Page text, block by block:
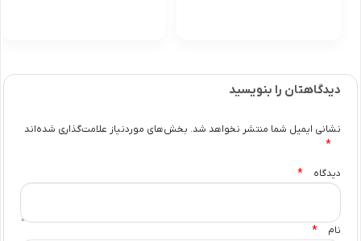
دیدگاهتان را بنویسید
نشانی ایمیل شما منتشر نخواهد شد. بخش‌های موردنیاز علامت‌گذاری شده‌اند
*
دیدگاه *
نام *